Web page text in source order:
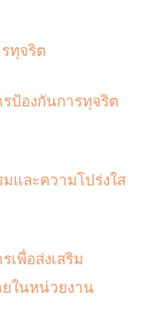
ทุจริต
ป้องกันการทุจริต
และความโปร่งใส
เพื่อส่งเสริม
ในหน่วยงาน